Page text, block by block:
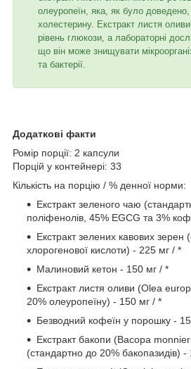
олеуропеїн, яка, як було
холестерину. Екстракт листя
рівень глюкози, а лабораторні
що він може знищувати
та бактерії.
Додаткові факти
Ромір порції: 2 капсули
Порцій у контейнері: 33
Кількість на порцію / % денної норми:
Екстракт зеленого чаю
поліфенолів, 45% EGCG та 3%
Екстракт зелених кавових зерен
хлорогенової кислоти) - 225 мг / *
Малиновий кетон - 150 мг / *
Екстракт листя оливи (Olea
20% олеуропеїну) - 150 мг / *
Безводний кофеїн у порошку -
Екстракт бакопи (Bacopa
(стандартно до 20% бакопазидів) -